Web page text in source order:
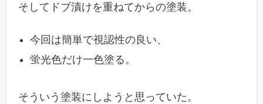
そしてドブ漬けを重ねてからの塗装。
今回は簡単で視認性の良い、
蛍光色だけ一色塗る。
そういう塗装にしようと思っていた。